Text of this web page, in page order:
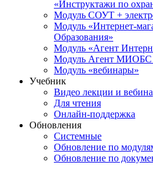
«Инструктажи по
Модуль СОУТ +
Модуль «Интернет-
Образования»
Модуль «Агент
Модуль Агент МИОБС
Модуль «вебинары»
Учебник
Видео лекции и
Для чтения
Онлайн-поддержка
Обновления
Системные
Обновление по
Обновление по